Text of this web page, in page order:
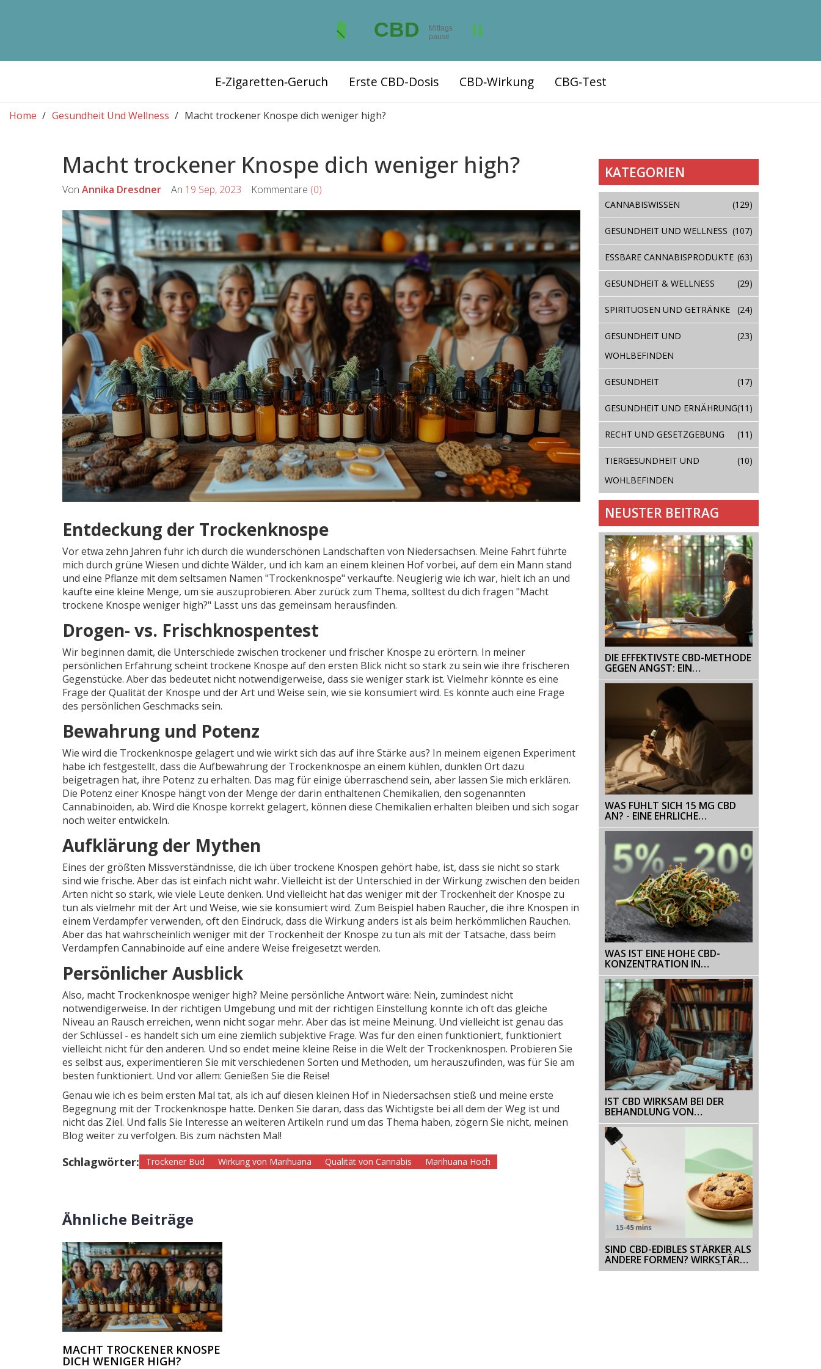
E‑Zigaretten‑Geruch Erste CBD-Dosis CBD‑Wirkung CBG‑Test
Home Gesundheit Und Wellness Macht trockener Knospe dich weniger high?
Macht trockener Knospe dich weniger high?
Von Annika Dresdner An 19 Sep, 2023 Kommentare (0)
Entdeckung der Trockenknospe
Vor etwa zehn Jahren fuhr ich durch die wunderschönen Landschaften von Niedersachsen. Meine Fahrt führte
mich durch grüne Wiesen und dichte Wälder, und ich kam an einem kleinen Hof vorbei, auf dem ein Mann stand
und eine Pflanze mit dem seltsamen Namen "Trockenknospe" verkaufte. Neugierig wie ich war, hielt ich an und
kaufte eine kleine Menge, um sie auszuprobieren. Aber zurück zum Thema, solltest du dich fragen "Macht
trockene Knospe weniger high?" Lasst uns das gemeinsam herausfinden.
Drogen- vs. Frischknospentest
Wir beginnen damit, die Unterschiede zwischen trockener und frischer Knospe zu erörtern. In meiner
persönlichen Erfahrung scheint trockene Knospe auf den ersten Blick nicht so stark zu sein wie ihre frischeren
Gegenstücke. Aber das bedeutet nicht notwendigerweise, dass sie weniger stark ist. Vielmehr könnte es eine
Frage der Qualität der Knospe und der Art und Weise sein, wie sie konsumiert wird. Es könnte auch eine Frage
des persönlichen Geschmacks sein.
Bewahrung und Potenz
Wie wird die Trockenknospe gelagert und wie wirkt sich das auf ihre Stärke aus? In meinem eigenen Experiment
habe ich festgestellt, dass die Aufbewahrung der Trockenknospe an einem kühlen, dunklen Ort dazu
beigetragen hat, ihre Potenz zu erhalten. Das mag für einige überraschend sein, aber lassen Sie mich erklären.
Die Potenz einer Knospe hängt von der Menge der darin enthaltenen Chemikalien, den sogenannten
Cannabinoiden, ab. Wird die Knospe korrekt gelagert, können diese Chemikalien erhalten bleiben und sich sogar
noch weiter entwickeln.
Aufklärung der Mythen
Eines der größten Missverständnisse, die ich über trockene Knospen gehört habe, ist, dass sie nicht so stark
sind wie frische. Aber das ist einfach nicht wahr. Vielleicht ist der Unterschied in der Wirkung zwischen den beiden
Arten nicht so stark, wie viele Leute denken. Und vielleicht hat das weniger mit der Trockenheit der Knospe zu
tun als vielmehr mit der Art und Weise, wie sie konsumiert wird. Zum Beispiel haben Raucher, die ihre Knospen in
einem Verdampfer verwenden, oft den Eindruck, dass die Wirkung anders ist als beim herkömmlichen Rauchen.
Aber das hat wahrscheinlich weniger mit der Trockenheit der Knospe zu tun als mit der Tatsache, dass beim
Verdampfen Cannabinoide auf eine andere Weise freigesetzt werden.
Persönlicher Ausblick
Also, macht Trockenknospe weniger high? Meine persönliche Antwort wäre: Nein, zumindest nicht
notwendigerweise. In der richtigen Umgebung und mit der richtigen Einstellung konnte ich oft das gleiche
Niveau an Rausch erreichen, wenn nicht sogar mehr. Aber das ist meine Meinung. Und vielleicht ist genau das
der Schlüssel - es handelt sich um eine ziemlich subjektive Frage. Was für den einen funktioniert, funktioniert
vielleicht nicht für den anderen. Und so endet meine kleine Reise in die Welt der Trockenknospen. Probieren Sie
es selbst aus, experimentieren Sie mit verschiedenen Sorten und Methoden, um herauszufinden, was für Sie am
besten funktioniert. Und vor allem: Genießen Sie die Reise!
Genau wie ich es beim ersten Mal tat, als ich auf diesen kleinen Hof in Niedersachsen stieß und meine erste
Begegnung mit der Trockenknospe hatte. Denken Sie daran, dass das Wichtigste bei all dem der Weg ist und
nicht das Ziel. Und falls Sie Interesse an weiteren Artikeln rund um das Thema haben, zögern Sie nicht, meinen
Blog weiter zu verfolgen. Bis zum nächsten Mal!
Schlagwörter: Trockener Bud Wirkung von Marihuana Qualität von Cannabis Marihuana Hoch
Ähnliche Beiträge
MACHT TROCKENER KNOSPE
DICH WENIGER HIGH?
KATEGORIEN
CANNABISWISSEN (129)
GESUNDHEIT UND WELLNESS (107)
ESSBARE CANNABISPRODUKTE (63)
GESUNDHEIT & WELLNESS (29)
SPIRITUOSEN UND GETRÄNKE (24)
GESUNDHEIT UND
WOHLBEFINDEN
(23)
GESUNDHEIT (17)
GESUNDHEIT UND ERNÄHRUNG(11)
RECHT UND GESETZGEBUNG (11)
TIERGESUNDHEIT UND
WOHLBEFINDEN
(10)
NEUSTER BEITRAG
DIE EFFEKTIVSTE CBD-METHODE
GEGEN ANGST: EIN
UMFASSENDER LEITFADEN
WAS FÜHLT SICH 15 MG CBD
AN? - EINE EHRLICHE
BESCHREIBUNG DER WIRKUNG
WAS IST EINE HOHE CBD-
KONZENTRATION IN
HANFBLÜTEN? H4CBD, THC-
GRENZEN & WIRKUNG ERKLÄRT
IST CBD WIRKSAM BEI DER
BEHANDLUNG VON
ENTZUGSERSCHEINUNGEN? -
EINE ANALYSE
SIND CBD-EDIBLES STÄRKER ALS
ANDERE FORMEN? WIRKSTÄRKE
VON CBD-COOKIES ERKLÄRT